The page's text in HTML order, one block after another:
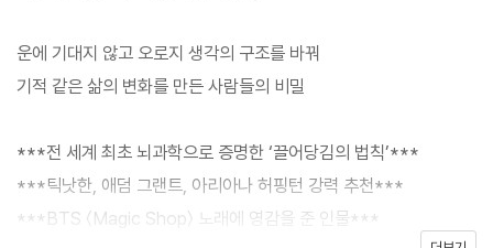
운에 기대지 않고 오로지 생각의 구조를 바꿔
기적 같은 삶의 변화를 만든 사람들의 비밀
***전 세계 최초 뇌과학으로 증명한 ‘끌어당김의 법칙’***
***틱낫한, 애덤 그랜트, 아리아나 허핑턴 강력 추천***
***BTS 〈Magic Shop〉 노래에 영감을 준 인물***